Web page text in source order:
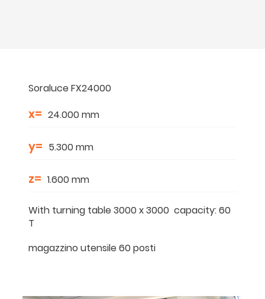
Soraluce FX24000
x= 24.000 mm
y= 5.300 mm
z= 1.600 mm
With turning table 3000 x 3000 capacity: 60
T
magazzino utensile 60 posti